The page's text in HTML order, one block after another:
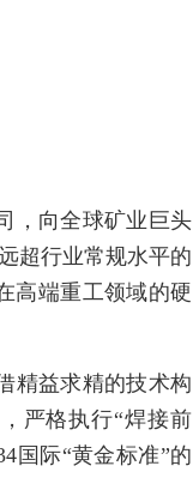
，向全球矿业巨头
超行业常规水平的
高端重工领域的硬
精益求精的技术构
严格执行“焊接前
国际“黄金标准”的